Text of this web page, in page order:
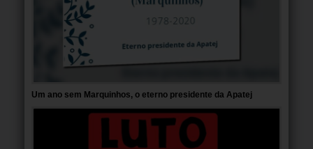
Um ano sem Marquinhos, o eterno presidente da Apatej